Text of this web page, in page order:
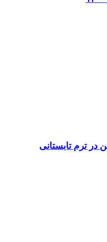
در ترم تابستانی